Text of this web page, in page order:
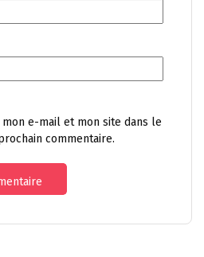
e-mail et mon site dans le
commentaire.